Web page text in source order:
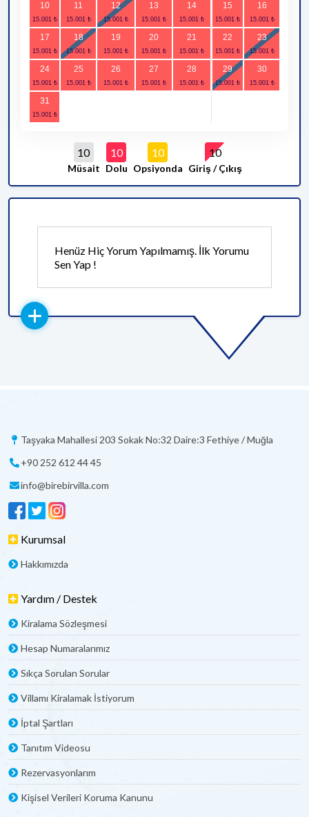
10 11 12 13 14 15 16
17 18 19 20 21 22 23
24 25 26 27 28 29 30
31
10
Müsait
10
Dolu
10
Opsiyonda
10
Giriş / Çıkış
Henüz Hiç Yorum Yapılmamış. İlk Yorumu
Sen Yap !
Taşyaka Mahallesi 203 Sokak No:32 Daire:3 Fethiye / Muğla
+90 252 612 44 45
info@birebirvilla.com
Kurumsal
Hakkımızda
Yardım / Destek
Kiralama Sözleşmesi
Hesap Numaralarımız
Sıkça Sorulan Sorular
Villamı Kiralamak İstiyorum
İptal Şartları
Tanıtım Videosu
Rezervasyonlarım
Kişisel Verileri Koruma Kanunu